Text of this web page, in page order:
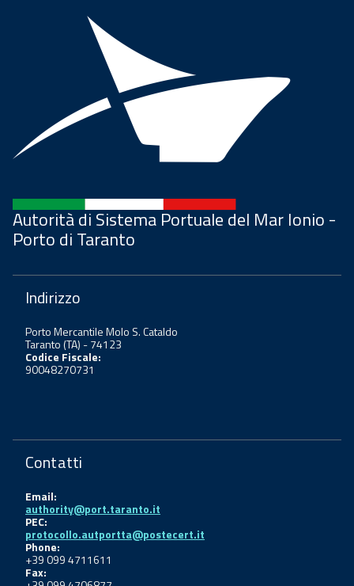
Autorità di Sistema Portuale del Mar Ionio -
Porto di Taranto
Indirizzo
Porto Mercantile Molo S. Cataldo
Taranto (TA) - 74123
Codice Fiscale:
90048270731
Contatti
Email:
authority@port.taranto.it
PEC:
protocollo.autportta@postecert.it
Phone:
+39 099 4711611
Fax: